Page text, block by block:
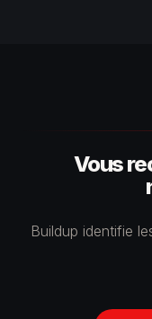
Vous
Buildup identifie